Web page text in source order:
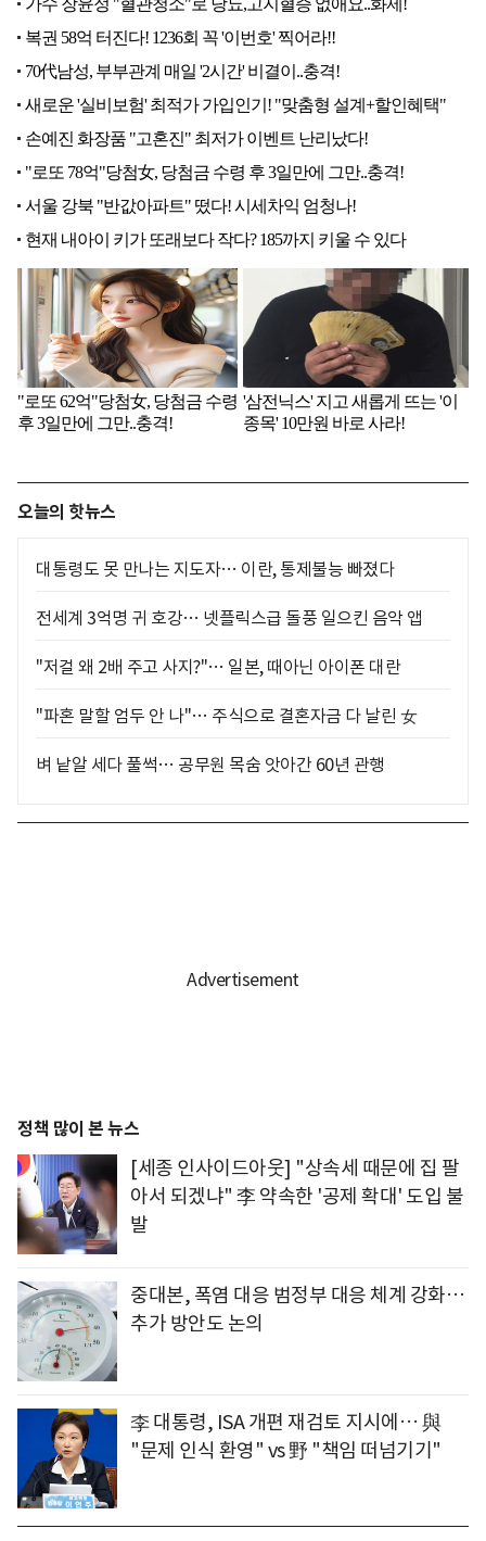
오늘의 핫뉴스
대통령도 못 만나는 지도자… 이란, 통제불능 빠졌다
전세계 3억명 귀 호강… 넷플릭스급 돌풍 일으킨 음악 앱
"저걸 왜 2배 주고 사지?"… 일본, 때아닌 아이폰 대란
"파혼 말할 엄두 안 나"… 주식으로 결혼자금 다 날린 女
벼 낱알 세다 풀썩… 공무원 목숨 앗아간 60년 관행
정책 많이 본 뉴스
[세종 인사이드아웃] "상속세 때문에 집 팔
아서 되겠냐" 李 약속한 '공제 확대' 도입 불
발
중대본, 폭염 대응 범정부 대응 체계 강화…
추가 방안도 논의
李 대통령, ISA 개편 재검토 지시에… 與
"문제 인식 환영" vs 野 "책임 떠넘기기"